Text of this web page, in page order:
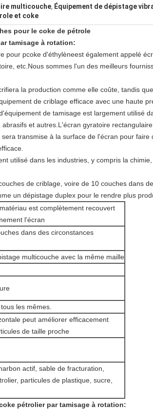
multicouche, Équipement de dépistage
et coke
pour le coke de pétrole
tamisage à rotation:
pour pcoke d'éthylèneest également appelé
etc. Nous sommes l'un des meilleurs
la production comme elle coûte, tandis
de criblage efficace avec une haute
de tamisage est largement utilisé
et autres.L'écran gyratoire
transmise à la surface de l'écran pour
utilisé dans les industries, y compris la
de criblage, voire de 10 couches dans
un dépistage duplex pour le rendre plus
est complètement recouvert
l'écran
dans des circonstances
multicouche avec la même maille
les mêmes.
peut améliorer efficacement
de taille proche
actif, sable de fracturation,
particules de plastique, sucre,
pétrolier par tamisage à rotation: